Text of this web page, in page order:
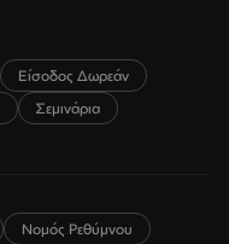
Είσοδος Δωρεάν
Σεμινάρια
Νομός Ρεθύμνου